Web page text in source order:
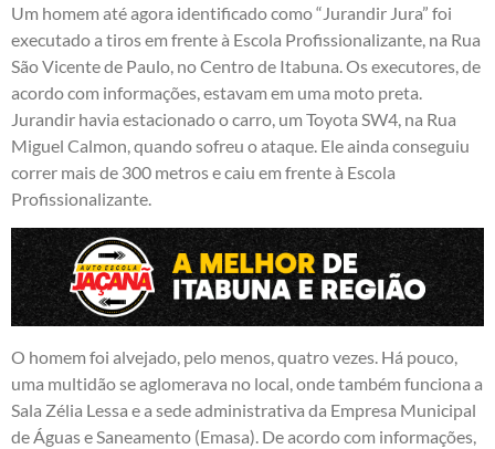
Um homem até agora identificado como “Jurandir Jura” foi
executado a tiros em frente à Escola Profissionalizante, na Rua
São Vicente de Paulo, no Centro de Itabuna. Os executores, de
acordo com informações, estavam em uma moto preta.
Jurandir havia estacionado o carro, um Toyota SW4, na Rua
Miguel Calmon, quando sofreu o ataque. Ele ainda conseguiu
correr mais de 300 metros e caiu em frente à Escola
Profissionalizante.
O homem foi alvejado, pelo menos, quatro vezes. Há pouco,
uma multidão se aglomerava no local, onde também funciona a
Sala Zélia Lessa e a sede administrativa da Empresa Municipal
de Águas e Saneamento (Emasa). De acordo com informações,